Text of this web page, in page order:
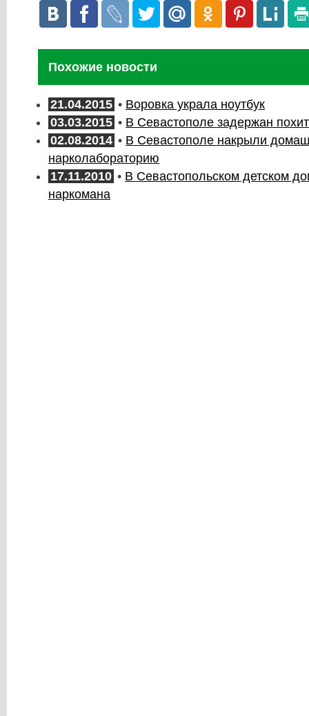
Похожие новости
21.04.2015 • Воровка украла ноутбук
03.03.2015 • В Севастополе задержан
02.08.2014 • В Севастополе накрыли
нарколабораторию
17.11.2010 • В Севастопольском детском
наркомана